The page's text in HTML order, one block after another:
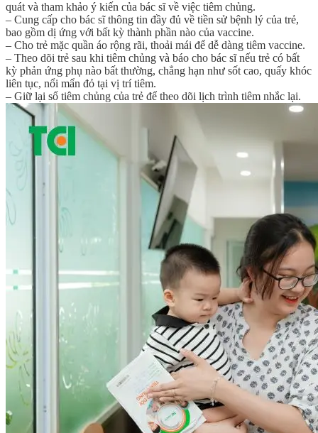
quát và tham khảo ý kiến của bác sĩ về việc tiêm chủng.
– Cung cấp cho bác sĩ thông tin đầy đủ về tiền sử bệnh lý của trẻ,
bao gồm dị ứng với bất kỳ thành phần nào của vaccine.
– Cho trẻ mặc quần áo rộng rãi, thoải mái để dễ dàng tiêm vaccine.
– Theo dõi trẻ sau khi tiêm chủng và báo cho bác sĩ nếu trẻ có bất
kỳ phản ứng phụ nào bất thường, chẳng hạn như sốt cao, quấy khóc
liên tục, nổi mẩn đỏ tại vị trí tiêm.
– Giữ lại sổ tiêm chủng của trẻ để theo dõi lịch trình tiêm nhắc lại.